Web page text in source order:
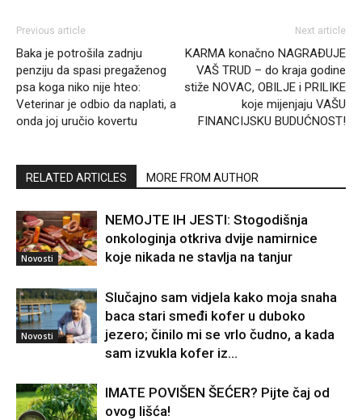
Previous article
Baka je potrošila zadnju
penziju da spasi pregaženog
psa koga niko nije hteo:
Veterinar je odbio da naplati, a
onda joj uručio kovertu
Next article
KARMA konačno NAGRAĐUJE
VAŠ TRUD – do kraja godine
stiže NOVAC, OBILJE i PRILIKE
koje mijenjaju VAŠU
FINANCIJSKU BUDUĆNOST!
RELATED ARTICLES MORE FROM AUTHOR
Novosti
NEMOJTE IH JESTI: Stogodišnja
onkologinja otkriva dvije namirnice
koje nikada ne stavlja na tanjur
Novosti
Slučajno sam vidjela kako moja snaha
baca stari smeđi kofer u duboko
jezero; činilo mi se vrlo čudno, a kada
sam izvukla kofer iz...
IMATE POVIŠEN ŠEĆER? Pijte čaj od
ovog lišća!